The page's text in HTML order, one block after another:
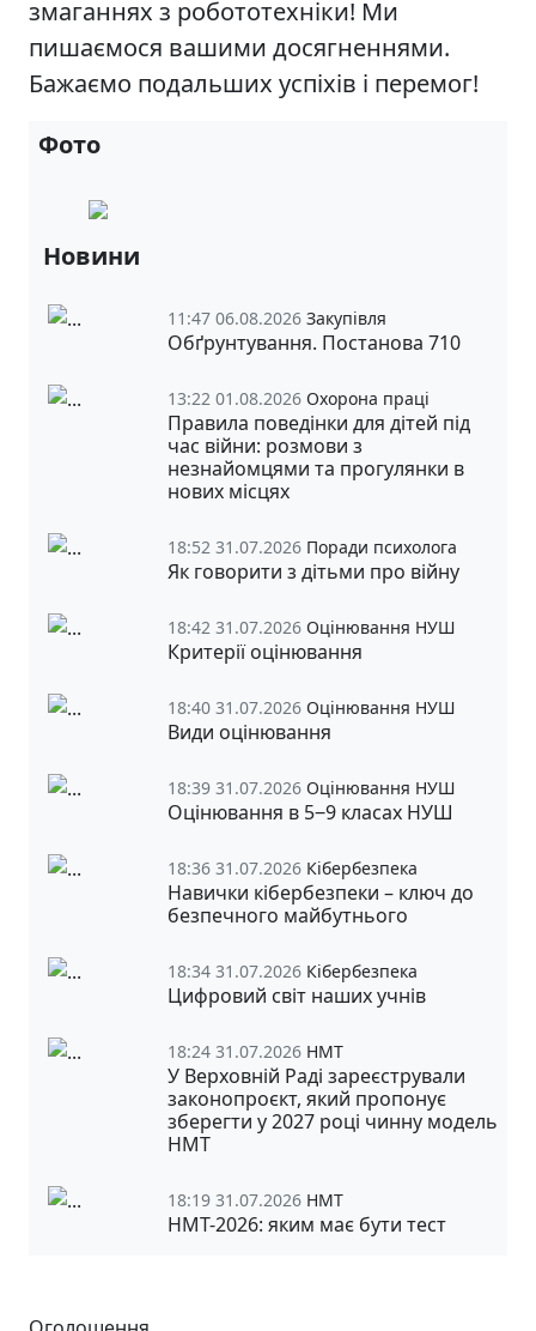
змаганнях з робототехніки! Ми
пишаємося вашими досягненнями.
Бажаємо подальших успіхів і перемог!
Фото
Новини
11:47 06.08.2026 Закупівля
Обґрунтування. Постанова 710
13:22 01.08.2026 Охорона праці
Правила поведінки для дітей під
час війни: розмови з
незнайомцями та прогулянки в
нових місцях
18:52 31.07.2026 Поради психолога
Як говорити з дітьми про війну
18:42 31.07.2026 Оцінювання НУШ
Критерії оцінювання
18:40 31.07.2026 Оцінювання НУШ
Види оцінювання
18:39 31.07.2026 Оцінювання НУШ
Оцінювання в 5‒9 класах НУШ
18:36 31.07.2026 Кібербезпека
Навички кібербезпеки – ключ до
безпечного майбутнього
18:34 31.07.2026 Кібербезпека
Цифровий світ наших учнів
18:24 31.07.2026 НМТ
У Верховній Раді зареєстрували
законопроєкт, який пропонує
зберегти у 2027 році чинну модель
НМТ
18:19 31.07.2026 НМТ
НМТ-2026: яким має бути тест